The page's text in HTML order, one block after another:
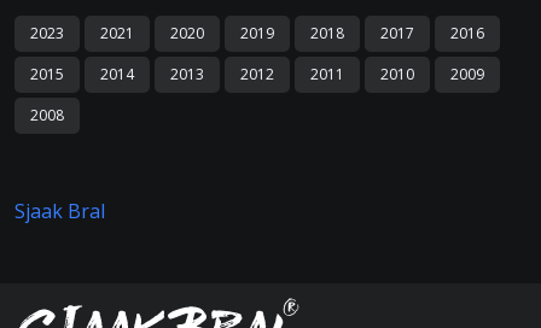
2023 2021 2020 2019 2018 2017
2016
2015
2014 2013 2012 2011 2010
2009
2008
Sjaak Bral